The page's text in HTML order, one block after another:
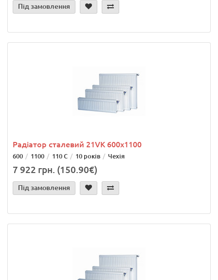
Під замовлення
Радіатор сталевий 21VK 600x1100
600 1100 110 С 10 років Чехія
7 922 грн. (150.90€)
Під замовлення